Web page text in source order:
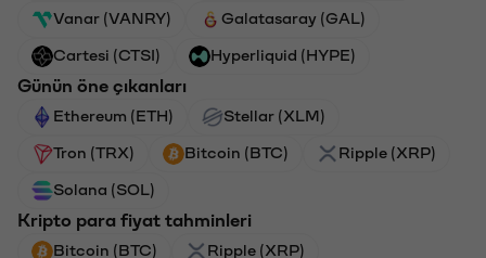
Vanar (VANRY) Galatasaray (GAL)
Cartesi (CTSI) Hyperliquid (HYPE)
Günün öne çıkanları
Ethereum (ETH) Stellar (XLM)
Tron (TRX) Bitcoin (BTC) Ripple (XRP)
Solana (SOL)
Kripto para fiyat tahminleri
Bitcoin (BTC) Ripple (XRP)